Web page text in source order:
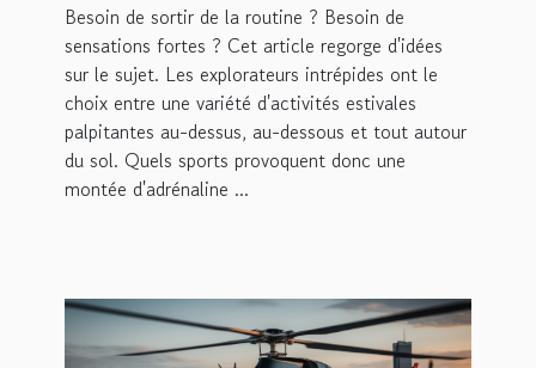
Besoin de sortir de la routine ? Besoin de
sensations fortes ? Cet article regorge d'idées
sur le sujet. Les explorateurs intrépides ont le
choix entre une variété d'activités estivales
palpitantes au-dessus, au-dessous et tout autour
du sol. Quels sports provoquent donc une
montée d'adrénaline ...